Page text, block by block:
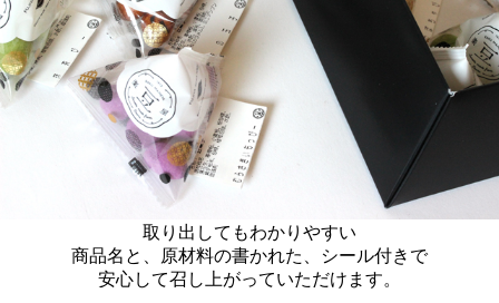
取り出してもわかりやすい
商品名と、原材料の書かれた、シール付きで
安心して召し上がっていただけます。